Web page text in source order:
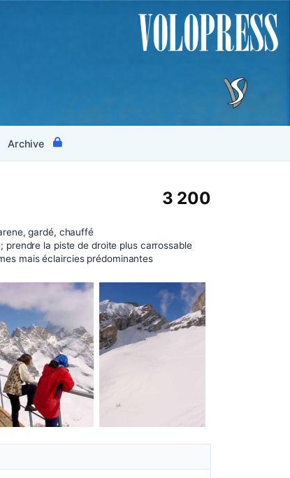
Archive
3 200
gardé, chauffé
prendre la piste de droite plus carrossable
mais éclaircies prédominantes